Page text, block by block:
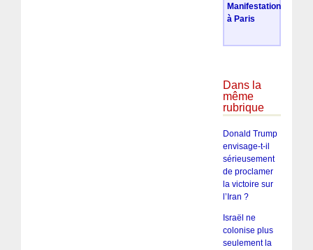
Manifestation
à Paris
Dans la
même
rubrique
Donald Trump
envisage-t-il
sérieusement
de proclamer
la victoire sur
l’Iran ?
Israël ne
colonise plus
seulement la